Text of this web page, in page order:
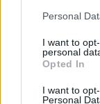
Please note that
not limited to
grant or deny
use your data
consent section.
Personal
I want to
personal
Opted In
I want to
Personal